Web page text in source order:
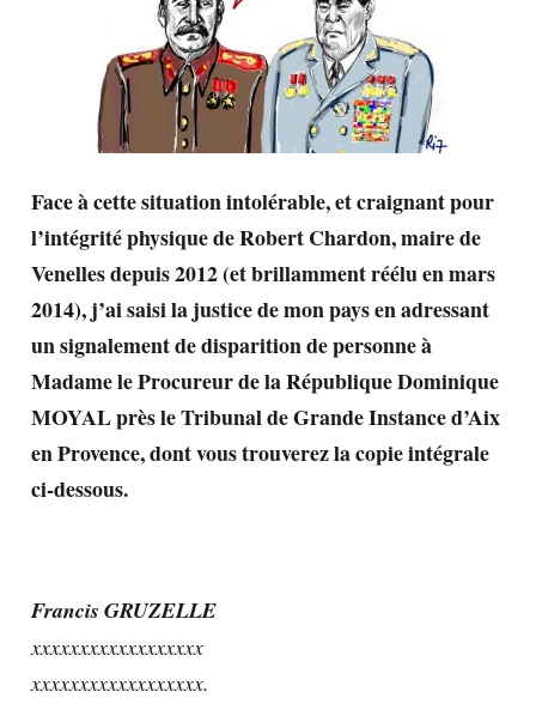
Face à cette situation intolérable, et craignant pour
l’intégrité physique de Robert Chardon, maire de
Venelles depuis 2012 (et brillamment réélu en mars
2014), j’ai saisi la justice de mon pays en adressant
un signalement de disparition de personne à
Madame le Procureur de la République Dominique
MOYAL près le Tribunal de Grande Instance d’Aix
en Provence, dont vous trouverez la copie intégrale
ci-dessous.
Francis GRUZELLE
xxxxxxxxxxxxxxxxxx
xxxxxxxxxxxxxxxxxx.